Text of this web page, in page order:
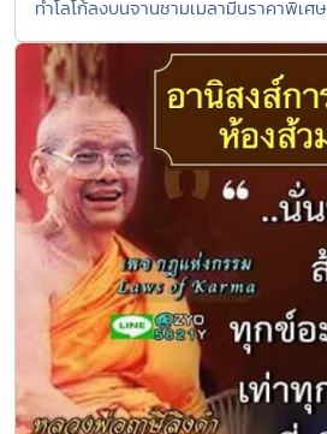
ทำโลโก้ลงบนจานชามเมลามีนราคาพิเศษ